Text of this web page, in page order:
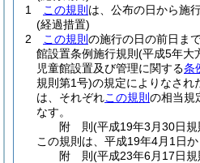
1
この規則 は、公布の日から施行
(経過措置)
2
この規則 の施行の日の前日ま
館設置条例施行規則 (平成5年大
児童館設置及び管理に関する条
規則第1号)の規定によりなされ
は、それぞれこの規則 の相当規
なす。
附 則(平成19年3月30日規
この規則は、平成19年4月1日か
附 則(平成23年6月17日規